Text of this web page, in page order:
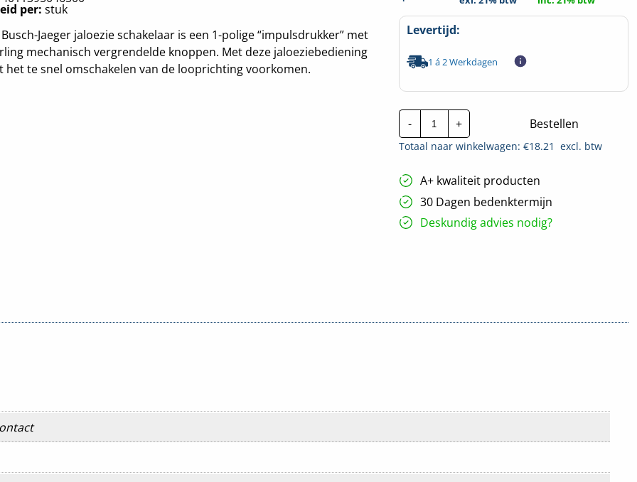
per: stuk
Jaeger jaloezie schakelaar is een 1-polige “impulsdrukker” met
mechanisch vergrendelde knoppen. Met deze jaloeziebediening
het te snel omschakelen van de looprichting voorkomen.
Levertijd:
1 á 2 Werkdagen
-
Busch-
Jaeger
Jaloezie
schakelaar
Polig
|
2020/4
US
hoeveelheid
+ Bestellen
Totaal naar winkelwagen: €18.21 excl. btw
A+ kwaliteit producten
30 Dagen bedenktermijn
Deskundig advies nodig?